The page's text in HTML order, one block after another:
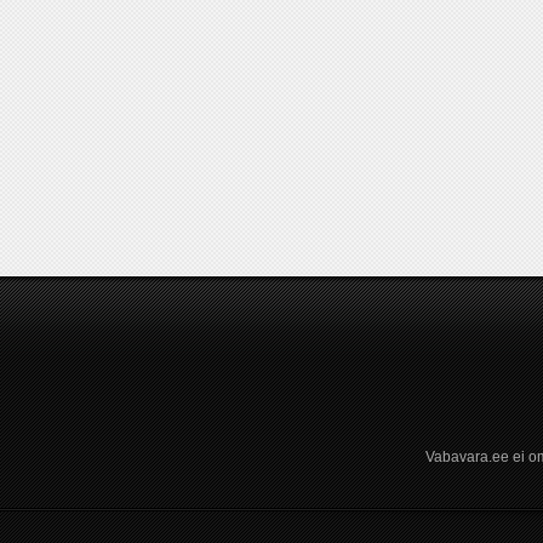
Vabavara.ee ei